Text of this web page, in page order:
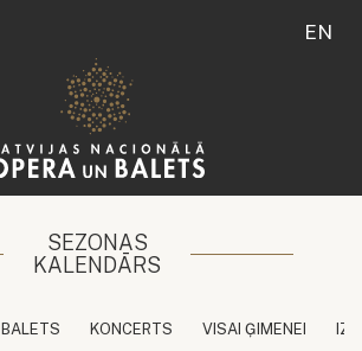
EN
SEZONAS
KALENDĀRS
BALETS KONCERTS VISAI ĢIMENEI